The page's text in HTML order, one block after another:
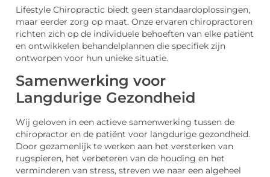
Lifestyle Chiropractic biedt geen standaardoplossingen,
maar eerder zorg op maat. Onze ervaren chiropractoren
richten zich op de individuele behoeften van elke patiënt
en ontwikkelen behandelplannen die specifiek zijn
ontworpen voor hun unieke situatie.
Samenwerking voor
Langdurige Gezondheid
Wij geloven in een actieve samenwerking tussen de
chiropractor en de patiënt voor langdurige gezondheid.
Door gezamenlijk te werken aan het versterken van
rugspieren, het verbeteren van de houding en het
verminderen van stress, streven we naar een algeheel